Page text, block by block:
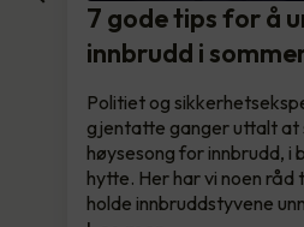
7 gode tips for å
innbrudd i
Politiet og
gjentatte ganger uttalt at
høysesong for innbrudd, i
hytte. Her har vi noen råd
holde innbruddstyvene